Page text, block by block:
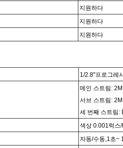
지원하다
지원하다
지원하다
1/2.8"프로그레
메인 스트림:
서브 스트림:
세 번째 스트림:
색상 0.001럭스
자동/수동,1초~